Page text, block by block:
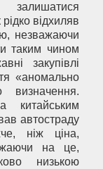
відхиляв
незважаючи
таким чином
закупівлі
«аномально
китайським
автостраду
ніж ціна,
на це,
низькою